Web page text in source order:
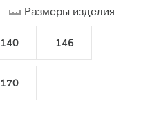
Размеры изделия
140 146
170